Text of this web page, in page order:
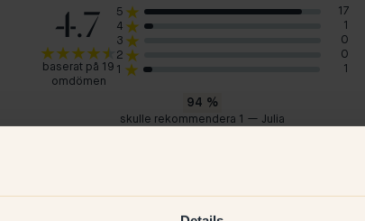
4.7
baserat på 19
omdömen
5
17
4
1
3
0
2
0
1
1
94 %
skulle rekommendera 1 — Julia